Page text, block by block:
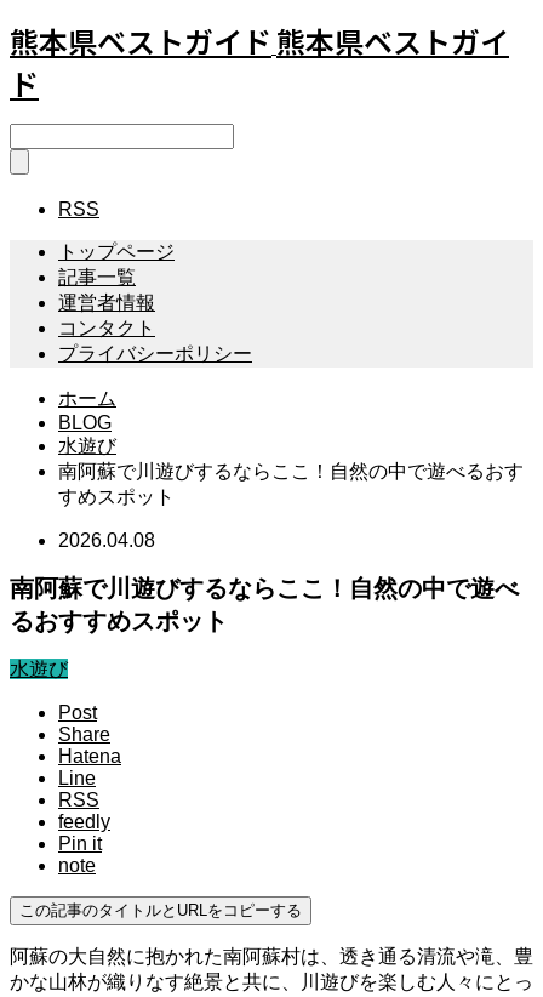
熊本県ベストガイド 熊本県ベストガイ
ド
RSS
トップページ
記事一覧
運営者情報
コンタクト
プライバシーポリシー
ホーム
BLOG
水遊び
南阿蘇で川遊びするならここ！自然の中で遊べるおす
すめスポット
2026.04.08
南阿蘇で川遊びするならここ！自然の中で遊べ
るおすすめスポット
水遊び
Post
Share
Hatena
Line
RSS
feedly
Pin it
note
この記事のタイトルとURLをコピーする
阿蘇の大自然に抱かれた南阿蘇村は、透き通る清流や滝、豊
かな山林が織りなす絶景と共に、川遊びを楽しむ人々にとっ